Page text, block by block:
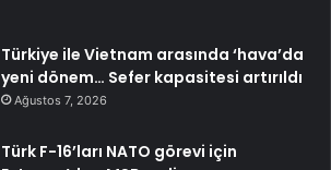
Türkiye ile Vietnam arasında ‘hava’da
yeni dönem… Sefer kapasitesi artırıldı
Ağustos 7, 2026
Türk F-16’ları NATO görevi için